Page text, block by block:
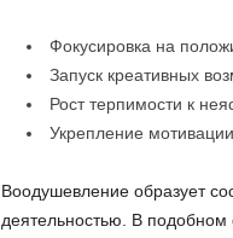
Фокусировка на
Запуск креативных
Рост терпимости к
Укрепление мотивации
Воодушевление образует
деятельностью. В подобном